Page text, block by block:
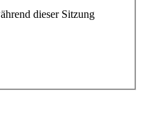
dieser Sitzung